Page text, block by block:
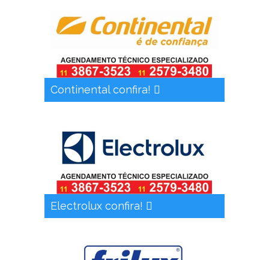
Continental confira!
Electrolux confira!